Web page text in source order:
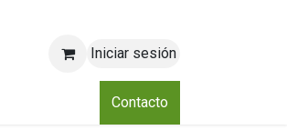
Iniciar sesión
Club
Contacto